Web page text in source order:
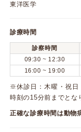
東洋医学
診療時間
診察時間
09:30 ~ 12:30
16:00 ~ 19:00
※休診日：木曜・祝
時刻の15分前までとな
正確な診療時間は動物